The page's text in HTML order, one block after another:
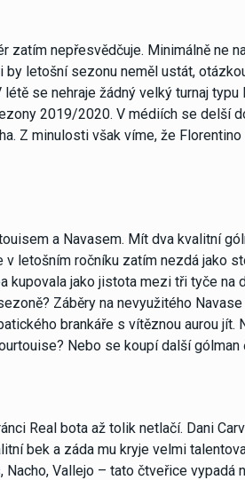
zatím nepřesvědčuje. Minimálně ne
by letošní sezonu neměl ustát,
se nehraje žádný velký turnaj
2019/2020. V médiích se delší
Z minulosti však víme, že
a Navasem. Mít dva kvalitní
letošním ročníku zatím nezdá jako
kupovala jako jistota mezi tři tyče na
Záběry na nevyužitého
brankáře s vítěznou aurou
Nebo se koupí další gólman
Real bota až tolik netlačí. Dani
bek a záda mu kryje velmi
Nacho, Vallejo – tato čtveřice vypadá